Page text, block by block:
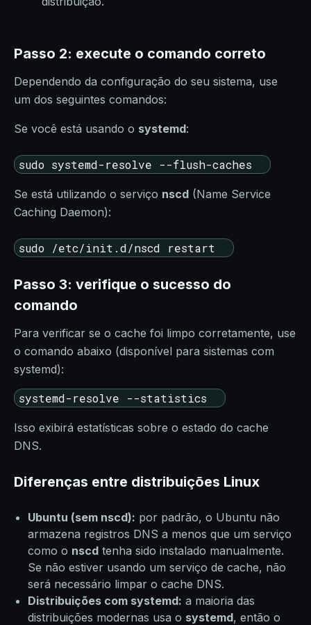
Passo 2: execute o comando correto
Dependendo da configuração do seu sistema, use
um dos seguintes comandos:
Se você está usando o systemd:
sudo systemd-resolve --flush-caches
Se está utilizando o serviço nscd (Name Service
Caching Daemon):
sudo /etc/init.d/nscd restart
Passo 3: verifique o sucesso do
comando
Para verificar se o cache foi limpo corretamente, use
o comando abaixo (disponível para sistemas com
systemd):
systemd-resolve --statistics
Isso exibirá estatísticas sobre o estado do cache
DNS.
Diferenças entre distribuições Linux
Ubuntu (sem nscd): por padrão, o Ubuntu não
armazena registros DNS a menos que um serviço
como o nscd tenha sido instalado manualmente.
Se não estiver usando um serviço de cache, não
será necessário limpar o cache DNS.
Distribuições com systemd: a maioria das
distribuições modernas usa o systemd, então o